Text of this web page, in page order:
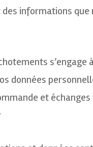
informations que
s’engage
données
et échanges